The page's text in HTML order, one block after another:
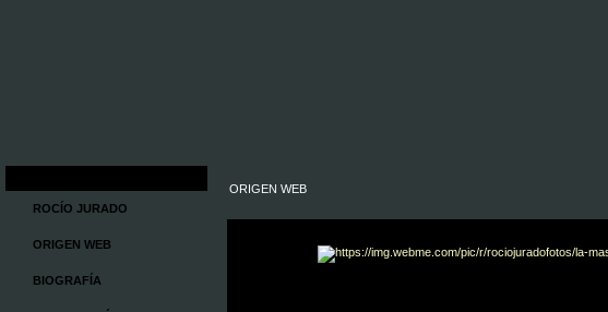
ROCÍO JURADO
ORIGEN WEB
BIOGRAFÍA
ORIGEN WEB